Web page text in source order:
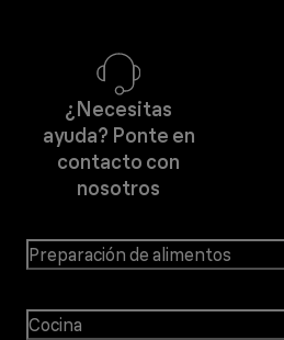
¿Necesitas
ayuda? Ponte en
contacto con
nosotros
Preparación de alimentos
Cocina